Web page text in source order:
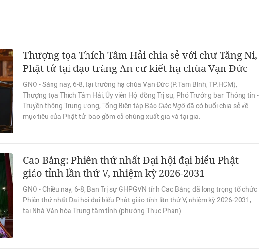
Thượng tọa Thích Tâm Hải chia sẻ với chư Tăng Ni,
Phật tử tại đạo tràng An cư kiết hạ chùa Vạn Đức
GNO - Sáng nay, 6-8, tại trường hạ chùa Vạn Đức (P.Tam Bình, TP.HCM),
Thượng tọa Thích Tâm Hải, Ủy viên Hội đồng Trị sự, Phó Trưởng ban Thông tin -
Truyền thông Trung ương, Tổng Biên tập Báo Giác Ngộ đã có buổi chia sẻ về
mục tiêu của Phật tử, bao gồm cả chúng xuất gia và tại gia.
Cao Bằng: Phiên thứ nhất Đại hội đại biểu Phật
giáo tỉnh lần thứ V, nhiệm kỳ 2026-2031
GNO - Chiều nay, 6-8, Ban Trị sự GHPGVN tỉnh Cao Bằng đã long trọng tổ chức
Phiên thứ nhất Đại hội đại biểu Phật giáo tỉnh lần thứ V, nhiệm kỳ 2026-2031,
tại Nhà Văn hóa Trung tâm tỉnh (phường Thục Phán).